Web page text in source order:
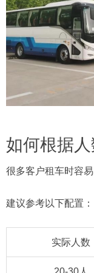
如何根据
很多客户租车时容
建议参考以下配置：
实际人数